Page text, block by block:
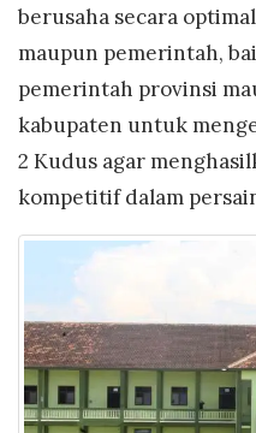
berusaha secara
maupun pemerintah,
pemerintah provinsi
kabupaten untuk
2 Kudus agar
kompetitif dalam